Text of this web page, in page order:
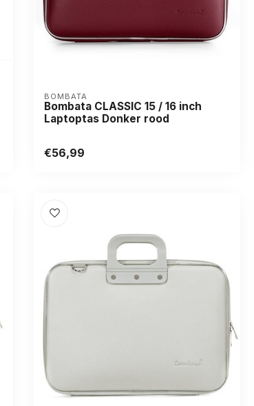
BOMBATA
Bombata CLASSIC 15 / 16 inch
Laptoptas Donker rood
€56,99